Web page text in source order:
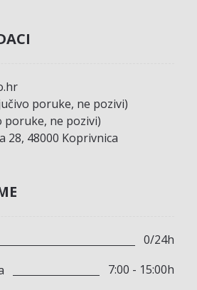
poruke, ne pozivi)
poruke, ne pozivi)
28, 48000 Koprivnica
0/24h
7:00 - 15:00h